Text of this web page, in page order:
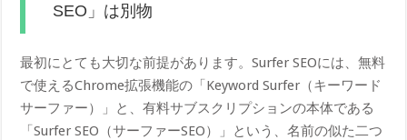
SEO」は別物
最初にとても大切な前提があります。Surfer SEOには、無料
で使えるChrome拡張機能の「Keyword Surfer（キーワード
サーファー）」と、有料サブスクリプションの本体である
「Surfer SEO（サーファーSEO）」という、名前の似た二つ